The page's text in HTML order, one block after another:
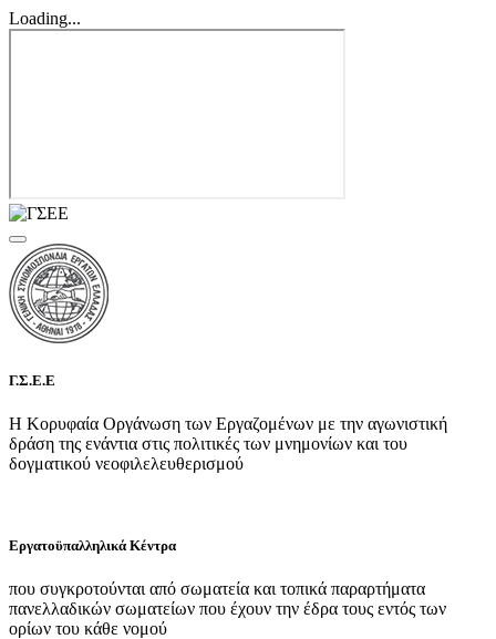
Loading...
Γ.Σ.Ε.Ε
Η Κορυφαία Οργάνωση των Εργαζομένων με την αγωνιστική
δράση της ενάντια στις πολιτικές των μνημονίων και του
δογματικού νεοφιλελευθερισμού
Εργατοϋπαλληλικά Κέντρα
που συγκροτούνται από σωματεία και τοπικά παραρτήματα
πανελλαδικών σωματείων που έχουν την έδρα τους εντός των
ορίων του κάθε νομού